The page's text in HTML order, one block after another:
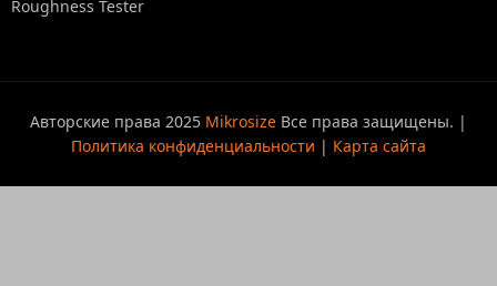
Roughness Tester
Авторские права 2025 Mikrosize Все права защищены. |
Политика конфиденциальности | Карта сайта